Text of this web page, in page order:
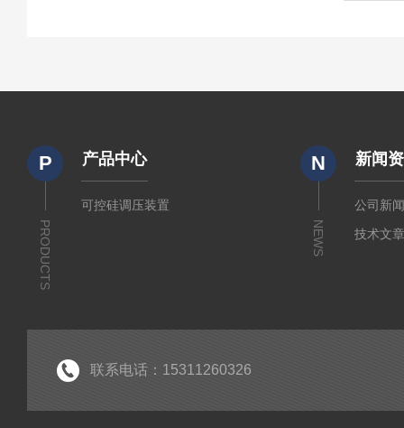
P
PRODUCTS
产品中心
可控硅调压装置
N
NEWS
新闻
公司新
技术文
联系电话：15311260326